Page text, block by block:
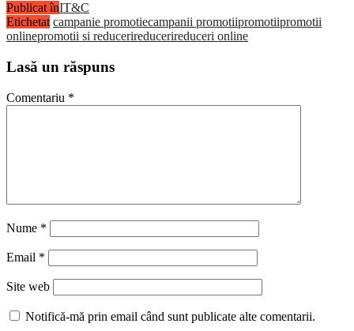
Publicat înIT&C
Etichetat campanie promotiecampanii promotiipromotiipromotii
onlinepromotii si reducerireducerireduceri online
Lasă un răspuns
Comentariu *
Nume *
Email *
Site web
Notifică-mă prin email când sunt publicate alte comentarii.